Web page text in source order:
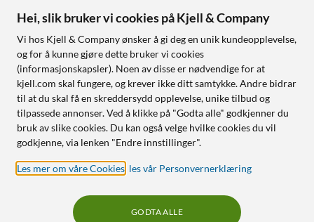
Følg oss
Handle fra:
Sverige
Norge
Hei, slik bruker vi cookies på Kjell & Company
Vi hos Kjell & Company ønsker å gi deg en unik kundeopplevelse,
og for å kunne gjøre dette bruker vi cookies
(informasjonskapsler). Noen av disse er nødvendige for at
kjell.com skal fungere, og krever ikke ditt samtykke. Andre bidrar
til at du skal få en skreddersydd opplevelse, unike tilbud og
tilpassede annonser. Ved å klikke på "Godta alle" godkjenner du
bruk av slike cookies. Du kan også velge hvilke cookies du vil
godkjenne, via lenken "Endre innstillinger".
Les mer om våre Cookies les vår Personvernerklæring
GODTA ALLE